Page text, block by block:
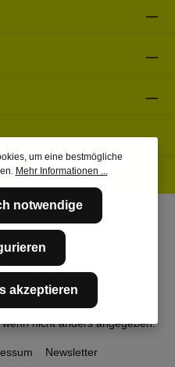
zzgl.Versandkosten
nicht anders angegeben.
Newsletter
um eine bestmögliche
Mehr Informationen ...
notwendige
akzeptieren